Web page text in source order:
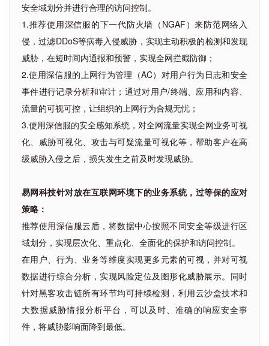
安全域划分并进行合理的访问控制。
1.推荐使用深信服的下一代防火墙（NGAF）来防范网络入
侵，过滤DDoS等病毒入侵威胁，实现主动积极的检测和发现
威胁，在短时间内通报和预警，实现全网拦截防御；
2.使用深信服的上网行为管理（AC）对用户行为日志和安全
事件进行记录分析和审计；通过对用户/终端、应用和内容、
流量的可视可控，让组织的上网行为合规无忧；
3.使用深信服的安全感知系统，对全网流量实现全网业务可视
化、威胁可视化、攻击与可疑流量可视化等，帮助客户在高
级威胁入侵之后，损失发生之前及时发现威胁。
易网科技针对放在互联网环境下的业务系统，过等保的应对
策略：
推荐使用深信服云盾，将数据中心按照不同安全等级进行区
域划分，实现层次化、重点化、全面化的保护和访问控制。
在用户、行为、业务等维度实现更多元素的可视，并对可视
数据进行综合分析，实现风险定位及图形化威胁展示。同时
针对黑客攻击链所有环节均可持续检测，利用云沙盒技术和
大数据威胁情报分析平台，可以及时、准确的响应安全事
件，将威胁影响面降到最低。